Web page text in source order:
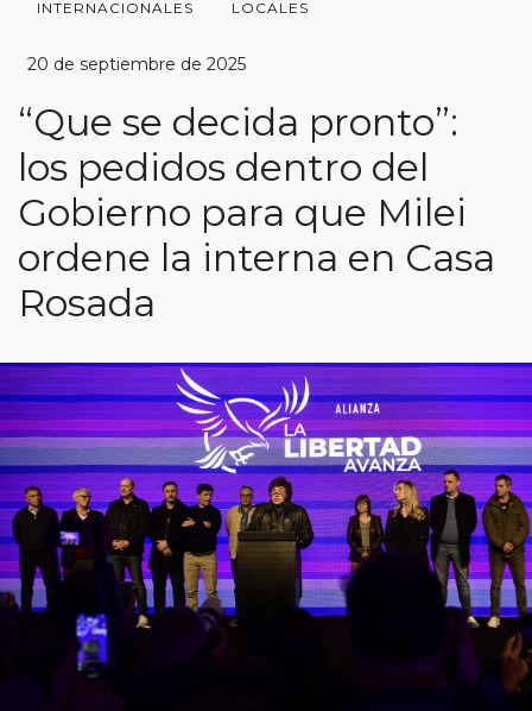
INTERNACIONALES LOCALES
20 de septiembre de 2025
“Que se decida pronto”:
los pedidos dentro del
Gobierno para que Milei
ordene la interna en Casa
Rosada